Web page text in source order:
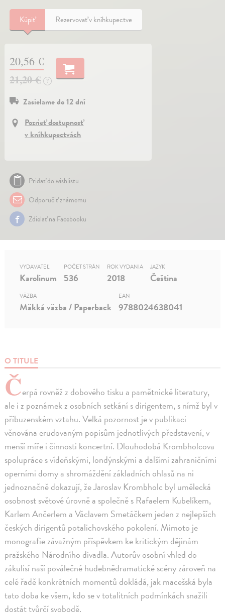
Kúpiť Rezervovať v kníhkupectve
20,56 €
21,20 €
?
Zasielame do 12 dní
Pozrieť dostupnosť
v kníhkupectvách
Pridať do wishlistu
Odporučiť známemu
Zdielať na Facebooku
O TITULE
Čerpá rovněž z dobového tisku a pamětnické literatury,
ale i z poznámek z osobních setkání s dirigentem, s nímž byl v
příbuzenském vztahu. Velká pozornost je v publikaci
věnována erudovaným popisům jednotlivých představení, v
menší míře i činnosti koncertní. Dlouhodobá Krombholcova
spolupráce s vídeňskými, londýnskými a dalšími zahraničními
operními domy a shromáždění základních ohlasů na ni
jednoznačně dokazují, že Jaroslav Krombholc byl umělecká
osobnost světové úrovně a společně s Rafaelem Kubelíkem,
Karlem Ančerlem a Václavem Smetáčkem jeden z nejlepších
českých dirigentů potalichovského pokolení. Mimoto je
monografie závažným příspěvkem ke kritickým dějinám
pražského Národního divadla. Autorův osobní vhled do
zákulisí naší poválečné hudebnědramatické scény zároveň na
celé řadě konkrétních momentů dokládá, jak macešská byla
tato doba ke všem, kdo se v totalitních podmínkách snažili
dostát tvůrčí svobodě.
VYDAVATEĽ
Karolinum
POČET STRÁN
536
ROK VYDANIA
2018
JAZYK
Čeština
VÄZBA
Mäkká väzba / Paperback
EAN
9788024638041